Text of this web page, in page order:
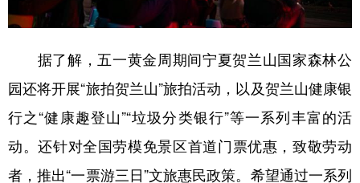
据了解，五一黄金周期间宁夏贺兰山国家森林公
园还将开展“旅拍贺兰山”旅拍活动，以及贺兰山健康银
行之“健康趣登山”“垃圾分类银行”等一系列丰富的活
动。还针对全国劳模免景区首道门票优惠，致敬劳动
者，推出“一票游三日”文旅惠民政策。希望通过一系列